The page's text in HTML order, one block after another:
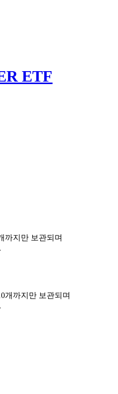
ETF
까지만 보관되며
개까지만 보관되며